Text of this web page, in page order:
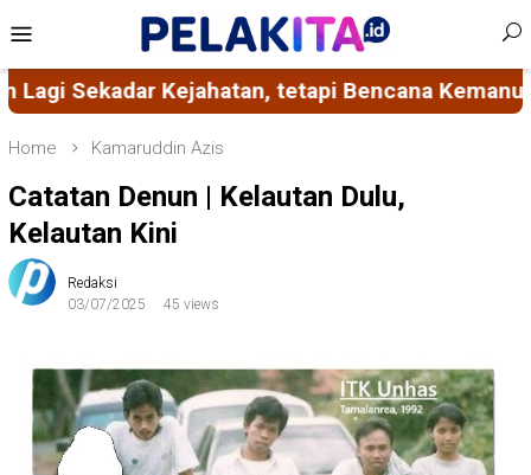
to
content
Menu
Kemanusiaan Adi Suryadi Culla: Ketimpangan
Home Kamaruddin Azis
Catatan Denun | Kelautan Dulu,
Kelautan Kini
Redaksi
03/07/2025
45 views